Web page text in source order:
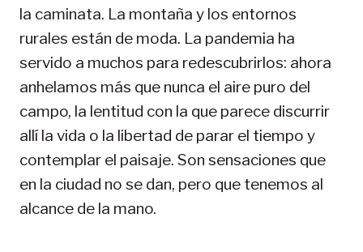
la caminata. La montaña y los entornos
rurales están de moda. La pandemia ha
servido a muchos para redescubrirlos: ahora
anhelamos más que nunca el aire puro del
campo, la lentitud con la que parece discurrir
allí la vida o la libertad de parar el tiempo y
contemplar el paisaje. Son sensaciones que
en la ciudad no se dan, pero que tenemos al
alcance de la mano.